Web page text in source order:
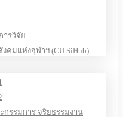
รวิจัย
คมแห่งจุฬาฯ (CU SiHub)
รรมการ จริยธรรมงาน